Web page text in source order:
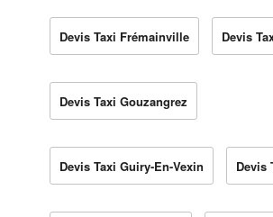
Devis Taxi Frémainville Devis
Devis Taxi Gouzangrez
Devis Taxi Guiry-En-Vexin Devis